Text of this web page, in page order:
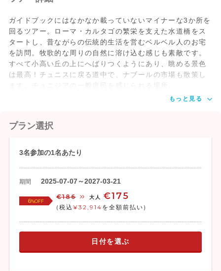
ガイドブックにはなかなか載っていないマイナーな3か所を
回るツアー。ローマ・カルタゴの繁栄を支えた水道橋をス
タートし、昔ながらの伝統的生活を営むベルベル人のお宅
を訪問。牧歌的な周りの自然に溶け込む感じも素敵です。
すべて小高い丘の上にへばりつくようにあり、眺める景色
は最高！チュニスに戻る道中で、ナブールの市場も散策し
ます。チュニジアの一般庶民を感じられる場所。
もっと見る
プラン選択
3名参加の1名あたり
期間 2025-07-07～2027-03-21
6%OFF
€186 大人 €175
(税込 ¥32,914 を全額前払い)
日付を選ぶ